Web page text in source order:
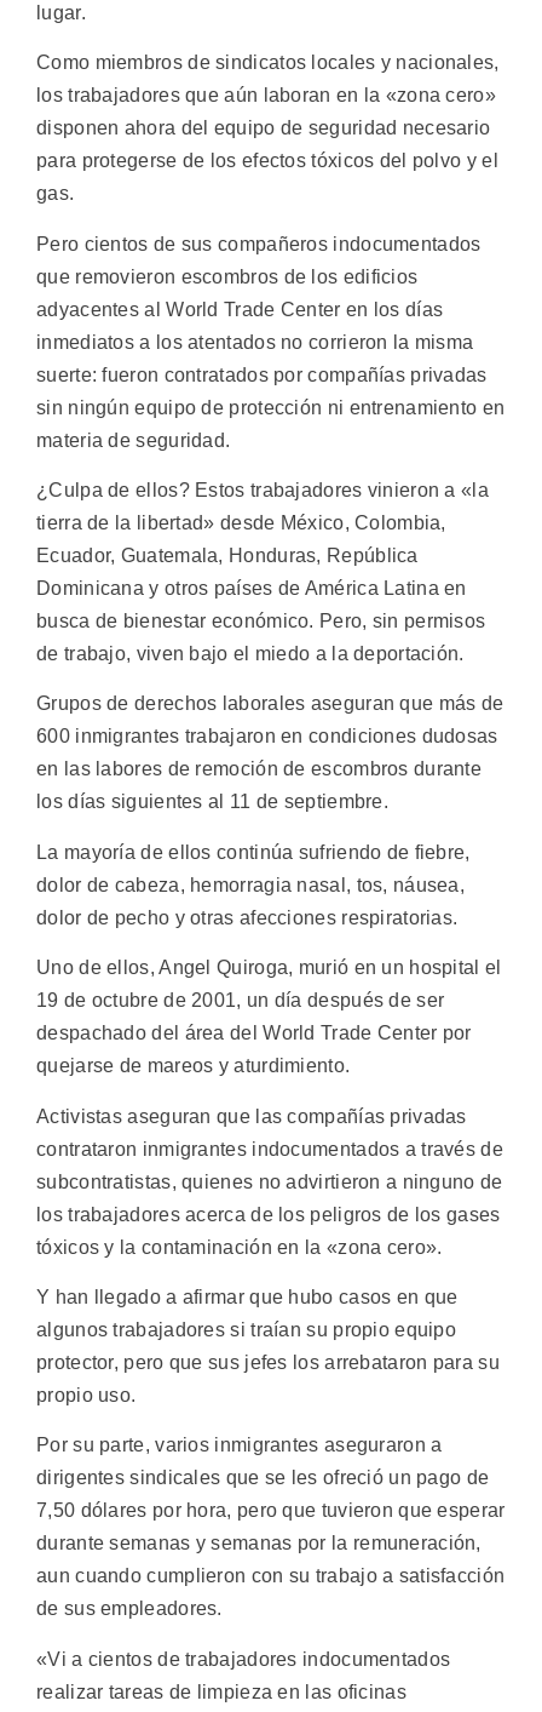
lugar.
Como miembros de sindicatos locales y nacionales,
los trabajadores que aún laboran en la «zona cero»
disponen ahora del equipo de seguridad necesario
para protegerse de los efectos tóxicos del polvo y el
gas.
Pero cientos de sus compañeros indocumentados
que removieron escombros de los edificios
adyacentes al World Trade Center en los días
inmediatos a los atentados no corrieron la misma
suerte: fueron contratados por compañías privadas
sin ningún equipo de protección ni entrenamiento en
materia de seguridad.
¿Culpa de ellos? Estos trabajadores vinieron a «la
tierra de la libertad» desde México, Colombia,
Ecuador, Guatemala, Honduras, República
Dominicana y otros países de América Latina en
busca de bienestar económico. Pero, sin permisos
de trabajo, viven bajo el miedo a la deportación.
Grupos de derechos laborales aseguran que más de
600 inmigrantes trabajaron en condiciones dudosas
en las labores de remoción de escombros durante
los días siguientes al 11 de septiembre.
La mayoría de ellos continúa sufriendo de fiebre,
dolor de cabeza, hemorragia nasal, tos, náusea,
dolor de pecho y otras afecciones respiratorias.
Uno de ellos, Angel Quiroga, murió en un hospital el
19 de octubre de 2001, un día después de ser
despachado del área del World Trade Center por
quejarse de mareos y aturdimiento.
Activistas aseguran que las compañías privadas
contrataron inmigrantes indocumentados a través de
subcontratistas, quienes no advirtieron a ninguno de
los trabajadores acerca de los peligros de los gases
tóxicos y la contaminación en la «zona cero».
Y han llegado a afirmar que hubo casos en que
algunos trabajadores si traían su propio equipo
protector, pero que sus jefes los arrebataron para su
propio uso.
Por su parte, varios inmigrantes aseguraron a
dirigentes sindicales que se les ofreció un pago de
7,50 dólares por hora, pero que tuvieron que esperar
durante semanas y semanas por la remuneración,
aun cuando cumplieron con su trabajo a satisfacción
de sus empleadores.
«Vi a cientos de trabajadores indocumentados
realizar tareas de limpieza en las oficinas